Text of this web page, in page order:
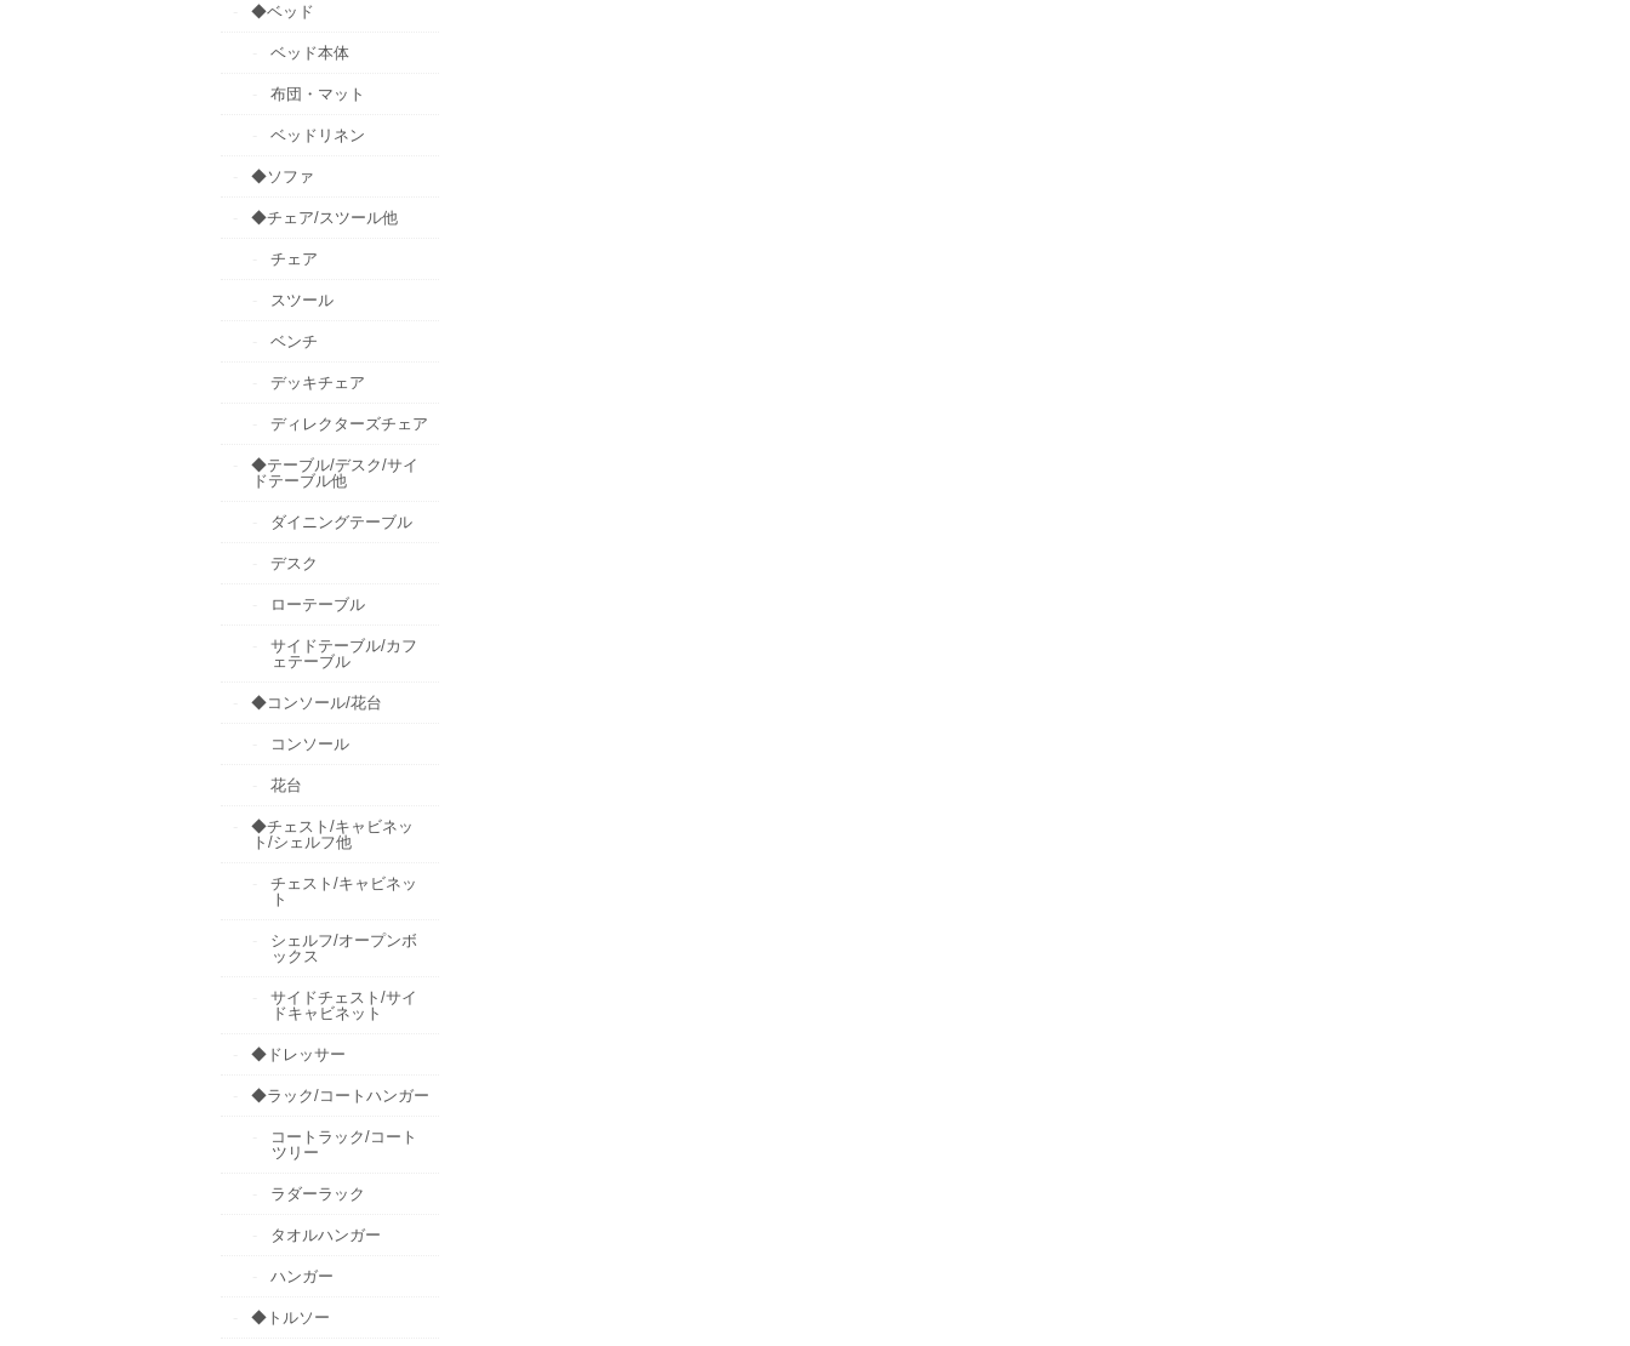
◆ベッド
ベッド本体
布団・マット
ベッドリネン
◆ソファ
◆チェア/スツール他
チェア
スツール
ベンチ
デッキチェア
ディレクターズチェア
◆テーブル/デスク/サイ
ドテーブル他
ダイニングテーブル
デスク
ローテーブル
サイドテーブル/カフ
ェテーブル
◆コンソール/花台
コンソール
花台
◆チェスト/キャビネッ
ト/シェルフ他
チェスト/キャビネッ
ト
シェルフ/オープンボ
ックス
サイドチェスト/サイ
ドキャビネット
◆ドレッサー
◆ラック/コートハンガー
コートラック/コート
ツリー
ラダーラック
タオルハンガー
ハンガー
◆トルソー